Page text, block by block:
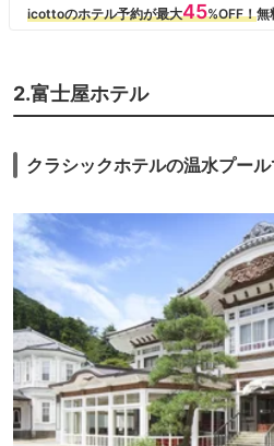
2.富士屋ホテル
クラシックホテルの温水プー